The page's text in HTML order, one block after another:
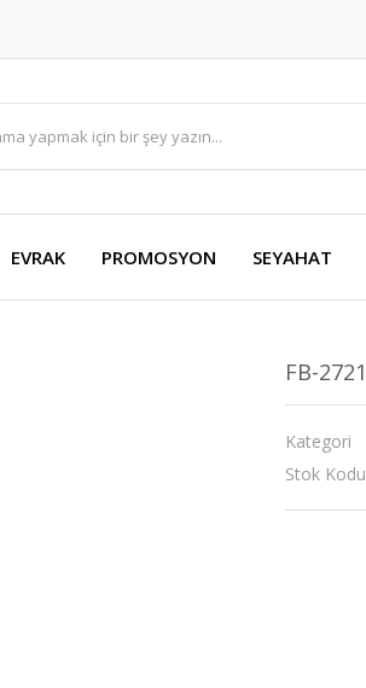
EVRAK PROMOSYON SEYAHAT
FB-2721
Kategori
Stok Kodu